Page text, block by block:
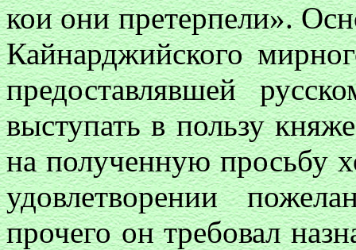
кои они претерпели».
Кайнарджийского
предоставлявшей
выступать в пользу
на полученную просьбу
удовлетворении
прочего он требовал